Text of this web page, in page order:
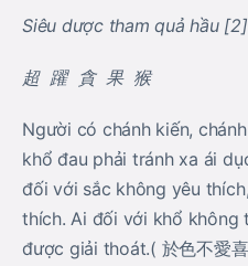
Siêu dược tham quả hầu [2]
超 躍 貪 果 猴
Người có chánh kiến,
khổ đau phải tránh xa ái
đối với sắc không yêu
thích. Ai đối với khổ không
được giải thoát.( 於色不愛